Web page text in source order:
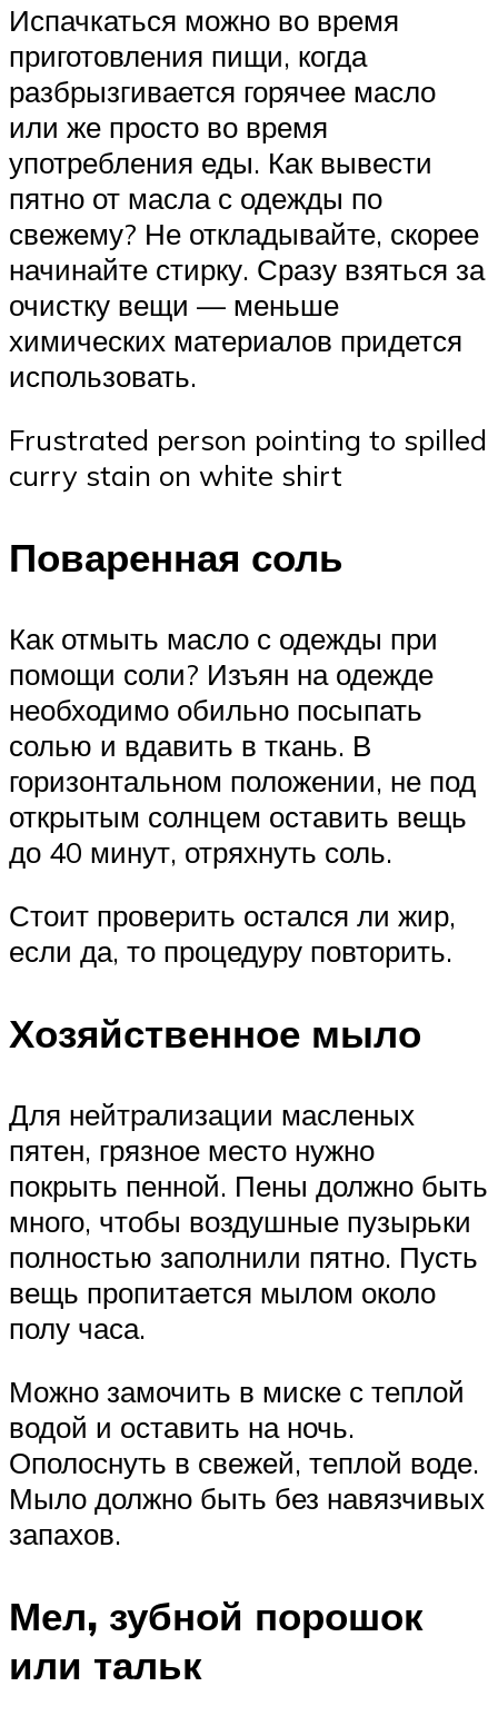
Испачкаться можно во время
приготовления пищи, когда
разбрызгивается горячее масло
или же просто во время
употребления еды. Как вывести
пятно от масла с одежды по
свежему? Не откладывайте, скорее
начинайте стирку. Сразу взяться за
очистку вещи — меньше
химических материалов придется
использовать.
Frustrated person pointing to spilled
curry stain on white shirt
Поваренная соль
Как отмыть масло с одежды при
помощи соли? Изъян на одежде
необходимо обильно посыпать
солью и вдавить в ткань. В
горизонтальном положении, не под
открытым солнцем оставить вещь
до 40 минут, отряхнуть соль.
Стоит проверить остался ли жир,
если да, то процедуру повторить.
Хозяйственное мыло
Для нейтрализации масленых
пятен, грязное место нужно
покрыть пенной. Пены должно быть
много, чтобы воздушные пузырьки
полностью заполнили пятно. Пусть
вещь пропитается мылом около
полу часа.
Можно замочить в миске с теплой
водой и оставить на ночь.
Ополоснуть в свежей, теплой воде.
Мыло должно быть без навязчивых
запахов.
Мел, зубной порошок
или тальк